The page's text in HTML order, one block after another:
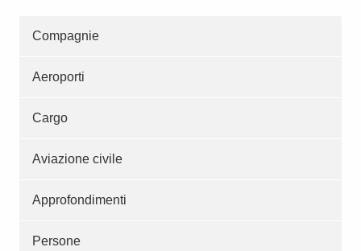
Compagnie
Aeroporti
Cargo
Aviazione civile
Approfondimenti
Persone